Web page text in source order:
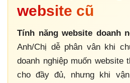
website cũ
Tính năng website doanh
Anh/Chị dễ phân vân khi
doanh nghiệp muốn website
cho đầy đủ, nhưng khi